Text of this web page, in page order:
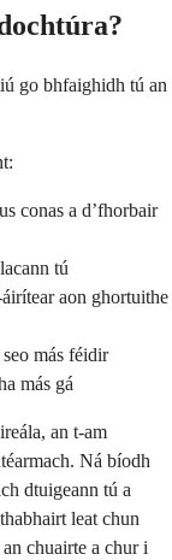
go bhfaighidh tú an
conas a d’fhorbair
tú
aon ghortuithe
más féidir
más gá
an t-am
Ná bíodh
dtuigeann tú a
leat chun
chuairte a chur i